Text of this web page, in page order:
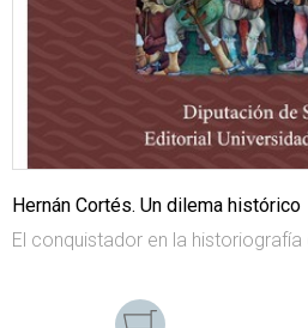
Hernán Cortés. Un dilema histórico
El conquistador en la